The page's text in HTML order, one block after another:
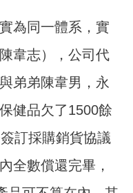
為同一體系，實
韋志），公司代
弟弟陳韋男，永
健品欠了1500餘
訂採購銷貨協議
全數償還完畢，